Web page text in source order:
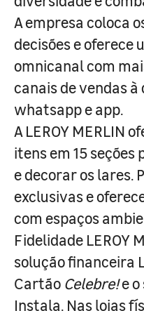
A empresa coloca
decisões e oferece
omnicanal com
canais de vendas
whatsapp e app.
A LEROY MERLIN
itens em 15
e decorar os lares.
exclusivas e
com espaços
Fidelidade LEROY
solução financeira
Cartão Celebre!e o
Instala. Nas lojas